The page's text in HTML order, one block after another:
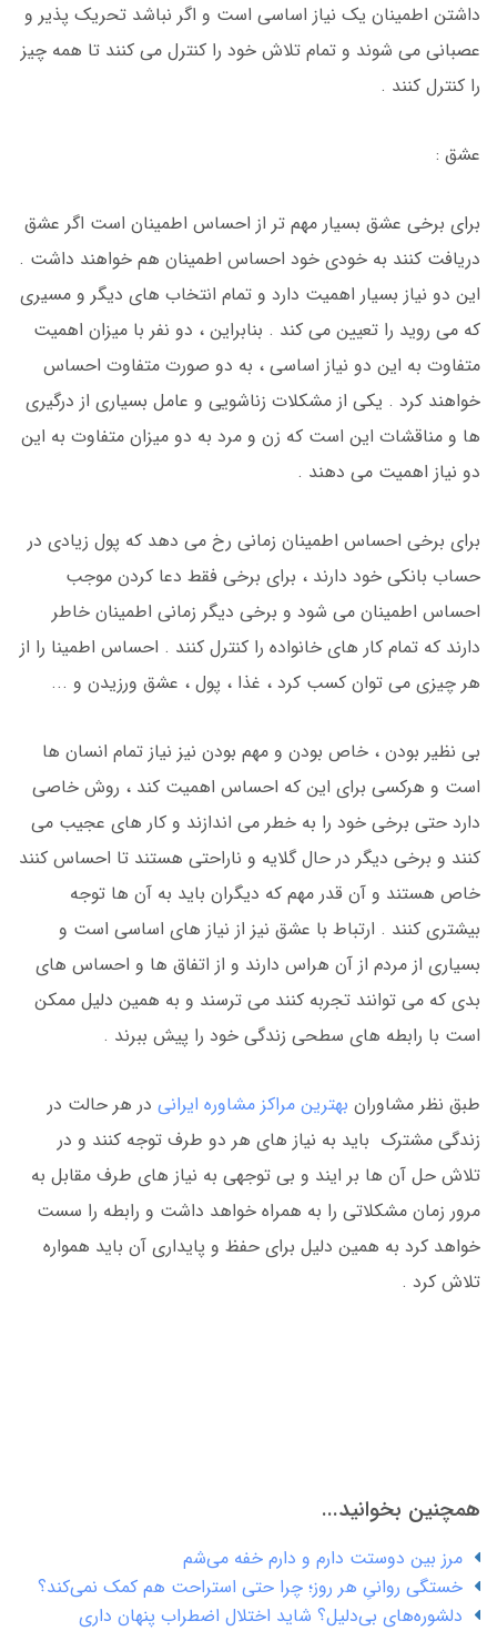
داشتن اطمینان یک نیاز اساسی است و اگر نباشد تحریک پذیر و
عصبانی می شوند و تمام تلاش خود را کنترل می کنند تا همه چیز
را کنترل کنند .
عشق :
برای برخی عشق بسیار مهم تر از احساس اطمینان است اگر عشق
دریافت کنند به خودی خود احساس اطمینان هم خواهند داشت .
این دو نیاز بسیار اهمیت دارد و تمام انتخاب های دیگر و مسیری
که می روید را تعیین می کند . بنابراین ، دو نفر با میزان اهمیت
متفاوت به این دو نیاز اساسی ، به دو صورت متفاوت احساس
خواهند کرد . یکی از مشکلات زناشویی و عامل بسیاری از درگیری
ها و مناقشات این است که زن و مرد به دو میزان متفاوت به این
دو نیاز اهمیت می دهند .
برای برخی احساس اطمینان زمانی رخ می دهد که پول زیادی در
حساب بانکی خود دارند ، برای برخی فقط دعا کردن موجب
احساس اطمینان می شود و برخی دیگر زمانی اطمینان خاطر
دارند که تمام کار های خانواده را کنترل کنند . احساس اطمینا را از
هر چیزی می توان کسب کرد ، غذا ، پول ، عشق ورزیدن و ...
بی نظیر بودن ، خاص بودن و مهم بودن نیز نیاز تمام انسان ها
است و هرکسی برای این که احساس اهمیت کند ، روش خاصی
دارد حتی برخی خود را به خطر می اندازند و کار های عجیب می
کنند و برخی دیگر در حال گلایه و ناراحتی هستند تا احساس کنند
خاص هستند و آن قدر مهم که دیگران باید به آن ها توجه
بیشتری کنند . ارتباط با عشق نیز از نیاز های اساسی است و
بسیاری از مردم از آن هراس دارند و از اتفاق ها و احساس های
بدی که می توانند تجربه کنند می ترسند و به همین دلیل ممکن
است با رابطه های سطحی زندگی خود را پیش ببرند .
طبق نظر مشاوران بهترین مراکز مشاوره ایرانی در هر حالت در
زندگی مشترک باید به نیاز های هر دو طرف توجه کنند و در
تلاش حل آن ها بر ایند و بی توجهی به نیاز های طرف مقابل به
مرور زمان مشکلاتی را به همراه خواهد داشت و رابطه را سست
خواهد کرد به همین دلیل برای حفظ و پایداری آن باید همواره
تلاش کرد .
همچنین بخوانید...
مرز بین دوستت دارم و دارم خفه می‌شم
خستگی روانیِ هر روز؛ چرا حتی استراحت هم کمک نمی‌کند؟
دلشوره‌های بی‌دلیل؟ شاید اختلال اضطراب پنهان داری